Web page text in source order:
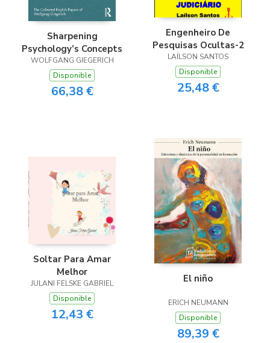
Sharpening
Psychology’s Concepts
WOLFGANG GIEGERICH
Disponible
66,38 €
Engenheiro De
Pesquisas Ocultas-2
LAÍLSON SANTOS
Disponible
25,48 €
Soltar Para Amar
Melhor
JULANI FELSKE GABRIEL
Disponible
12,43 €
El niño
ERICH NEUMANN
Disponible
89,39 €